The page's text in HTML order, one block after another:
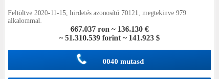
Feltöltve 2020-11-15, hirdetés azonosító 70121, megtekinve 979
alkalommal.
667.037 ron ~ 136.130 €
~ 51.310.539 forint ~ 141.923 $
0040 mutasd